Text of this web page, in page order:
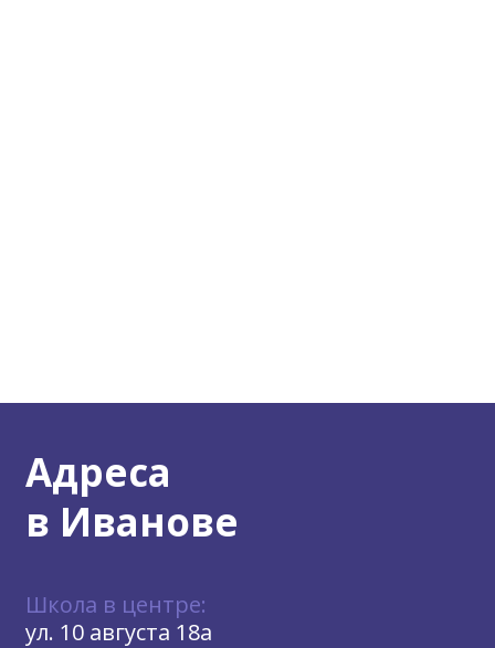
Адреса
в Иванове
Школа в центре:
ул. 10 августа 18а